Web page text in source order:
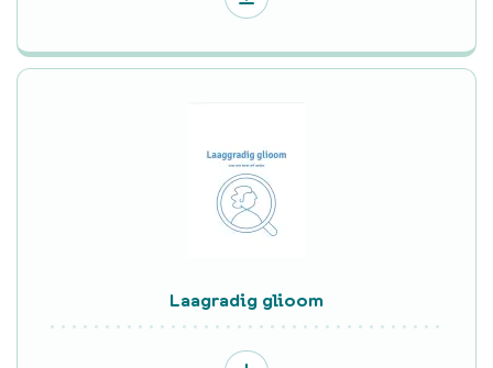
Laagradig glioom